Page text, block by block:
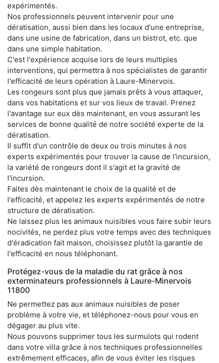
expérimentés.
Nos professionnels peuvent intervenir pour une
dératisation, aussi bien dans les locaux d'une entreprise,
dans une usine de fabrication, dans un bistrot, etc. que
dans une simple habitation.
C'est l'expérience acquise lors de leurs multiples
interventions, qui permettra à nos spécialistes de garantir
l'efficacité de leurs opération à Laure-Minervois.
Les rongeurs sont plus que jamais prêts à vous attaquer,
dans vos habitations et sur vos lieux de travail. Prenez
l'avantage sur eux dès maintenant, en vous assurant les
services de bonne qualité de notre société experte de la
dératisation.
Il suffit d'un contrôle de deux ou trois minutes à nos
experts expérimentés pour trouver la cause de l'incursion,
la variété de rongeurs dont il s'agit et la gravité de
l'incursion.
Faites dès maintenant le choix de la qualité et de
l'efficacité, et appelez les experts expérimentés de notre
structure de dératisation.
Ne laissez plus les animaux nuisibles vous faire subir leurs
nocivités, ne perdez plus votre temps avec des techniques
d'éradication fait maison, choisissez plutôt la garantie de
l'efficacité en nous téléphonant.
Protégez-vous de la maladie du rat grâce à nos
exterminateurs professionnels à Laure-Minervois
11800
Ne permettez pas aux animaux nuisibles de poser
problème à votre vie, et téléphonez-nous pour vous en
dégager au plus vite.
Nous pouvons supprimer tous les surmulots qui rodent
dans votre villa grâce à nos techniques professionnelles
extrêmement efficaces, afin de vous éviter les risques